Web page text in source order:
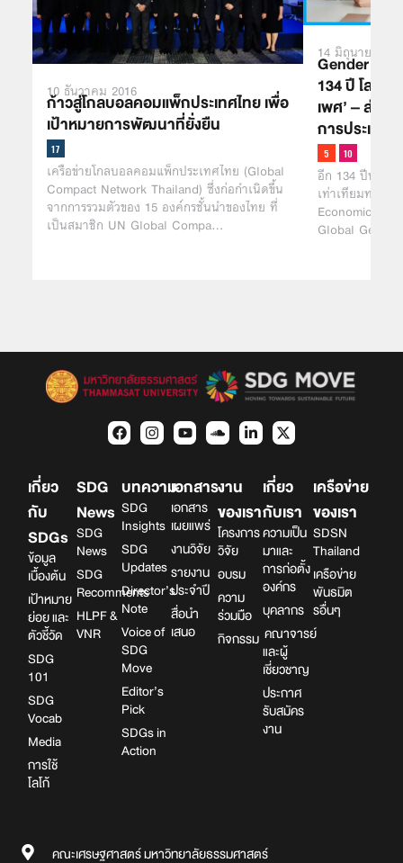
10 ธันวาคม 2016
ก้าวสู่โกลบอลคอมแพ็กประเทศไทย เพื่อ
เป้าหมายการพัฒนาที่ยั่งยืน
เครือข่ายโกลบอลคอมแพ็กประเทศไทย (Global
Compact Network Thailand) ซึ่งก่อกำเนิดขึ้น
จากการรวมตัวของ 15 องค์กรชั้นนำของไทย ที่
เป็นสมาชิก UN Global Compa…
14 มิถุนายน
Gender
134 ปี โลกถึ
เพศ’ – ส่วน
การประเมิน
อีก 134 ปีหรือห้
เท่าเทียมทางเ
Economic
Global
เกี่ยว
กับ
SDGs
ข้อมูล
เบื้องต้น
เป้าหมาย
ย่อย และ
ตัวชี้วัด
SDG
101
SDG
Vocab
Media
การใช้
โลโก้
SDG
News
SDG
News
SDG
Recomments
HLPF &
VNR
บทความ
SDG
Insights
SDG
Updates
Director’s
Note
Voice of
SDG
Move
Editor’s
Pick
SDGs in
Action
เอกสาร
เอกสาร
เผยแพร่
งานวิจัย
รายงาน
ประจำปี
สื่อนำ
เสนอ
งาน
ของเรา
โครงการ
วิจัย
อบรม
ความ
ร่วมมือ
กิจกรรม
เกี่ยว
กับเรา
ความเป็น
มาและ
การก่อตั้ง
องค์กร
บุคลากร
คณาจารย์
และผู้
เชี่ยวชาญ
ประกาศ
รับสมัคร
งาน
เครือข่าย
ของเรา
SDSN
Thailand
เครือข่าย
พันธมิต
รอื่นๆ
คณะเศรษฐศาสตร์ มหาวิทยาลัยธรรมศาสตร์